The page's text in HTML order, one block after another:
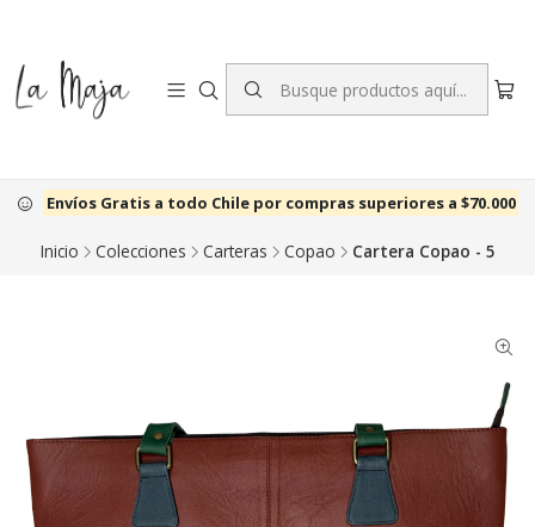
Envíos Gratis a todo Chile por compras superiores a $70.000
Inicio Colecciones Carteras Copao Cartera Copao - 5